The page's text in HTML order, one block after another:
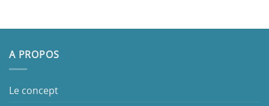
A PROPOS
Le concept